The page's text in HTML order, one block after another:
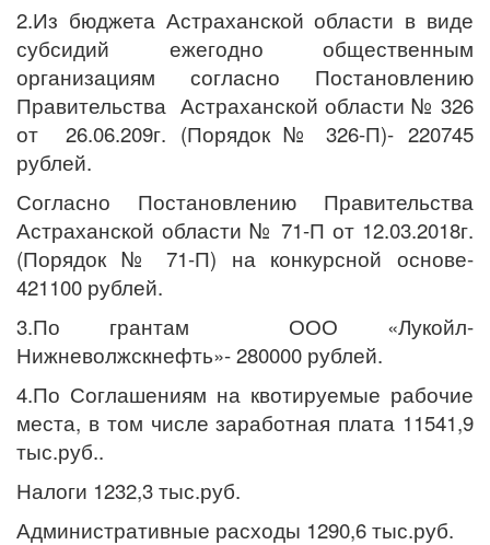
2.Из бюджета Астраханской области в виде
субсидий ежегодно общественным
организациям согласно Постановлению
Правительства Астраханской области № 326
от 26.06.209г. (Порядок № 326-П)- 220745
рублей.
Согласно Постановлению Правительства
Астраханской области № 71-П от 12.03.2018г.
(Порядок № 71-П) на конкурсной основе-
421100 рублей.
3.По грантам ООО «Лукойл-
Нижневолжскнефть»- 280000 рублей.
4.По Соглашениям на квотируемые рабочие
места, в том числе заработная плата 11541,9
тыс.руб..
Налоги 1232,3 тыс.руб.
Административные расходы 1290,6 тыс.руб.